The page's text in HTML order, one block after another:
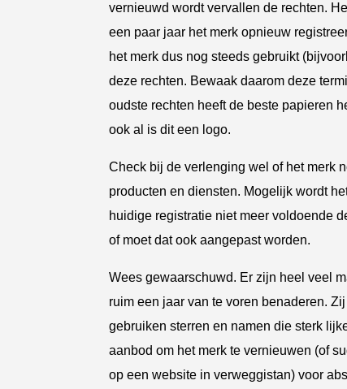
vernieuwd wordt vervallen de rechten.
een paar jaar het merk opnieuw
het merk dus nog steeds gebruikt
deze rechten. Bewaak daarom deze
oudste rechten heeft de beste papieren
ook al is dit een logo.
Check bij de verlenging wel of het merk
producten en diensten. Mogelijk wordt
huidige registratie niet meer voldoende
of moet dat ook aangepast worden.
Wees gewaarschuwd. Er zijn heel veel
ruim een jaar van te voren benaderen.
gebruiken sterren en namen die sterk
aanbod om het merk te vernieuwen (of
op een website in verweggistan) voor